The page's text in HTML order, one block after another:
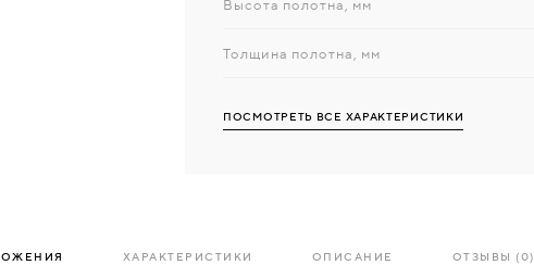
Высота полотна, мм
Толщина полотна, мм
ПОСМОТРЕТЬ ВСЕ ХАРАКТЕРИСТИКИ
ХАРАКТЕРИСТИКИ ОПИСАНИЕ ОТЗЫВЫ (0)